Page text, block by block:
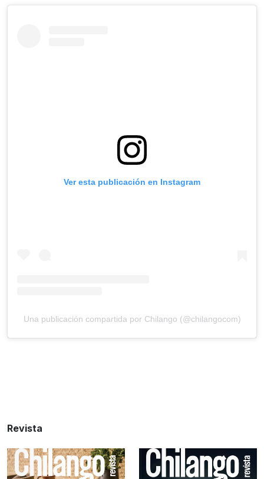
Ver esta publicación en Instagram
Una publicación compartida por Chilango (@chilangocom)
Revista